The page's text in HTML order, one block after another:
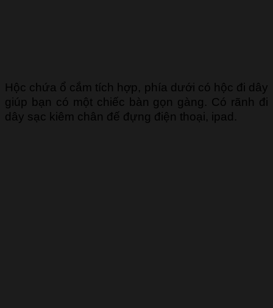
Hộc chứa ổ cắm tích hợp, phía dưới có hộc đi dây
giúp bạn có một chiếc bàn gọn gàng. Có rãnh đi
dây sạc kiêm chân đế đựng điện thoại, ipad.